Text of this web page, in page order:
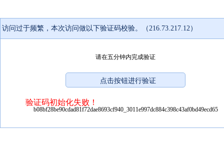
访问过于频繁，本次访问做以下验证码校验。（216.73.217.12）
请在五分钟内完成验证
验证码初始化失败！
b08bf28be90cdad81f72dae8693cf940_3011e997dc884c398c43af0bd49ecd65